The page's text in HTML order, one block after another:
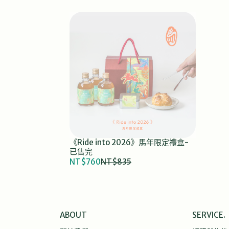
《Ride into 2026》馬年限定禮盒-
已售完
NT$760NT$835
ABOUT SERVICE.